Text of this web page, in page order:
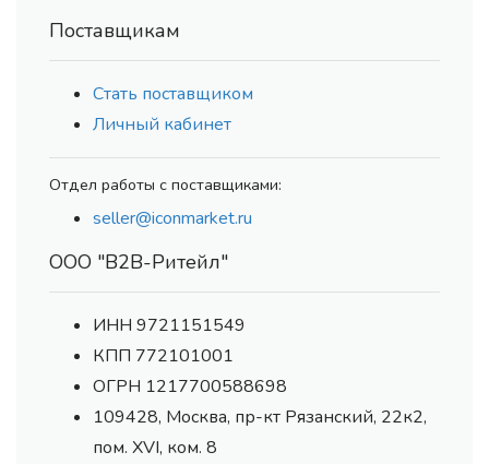
Поставщикам
Стать поставщиком
Личный кабинет
Отдел работы с поставщиками:
seller@iconmarket.ru
ООО "В2В-Ритейл"
ИНН 9721151549
КПП 772101001
ОГРН 1217700588698
109428, Москва, пр-кт Рязанский, 22к2,
пом. XVI, ком. 8